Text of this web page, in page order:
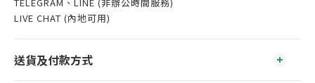
LIVE CHAT (內地可用)
送貨及付款方式